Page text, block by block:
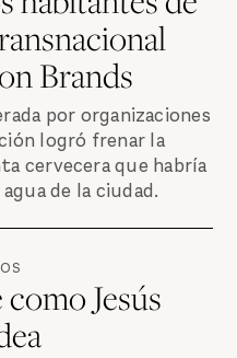
Brands
por organizaciones
logró frenar la
cervecera que habría
de la ciudad.
Jesús